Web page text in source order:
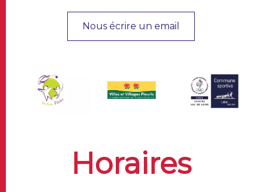
Nous écrire un email
Horaires